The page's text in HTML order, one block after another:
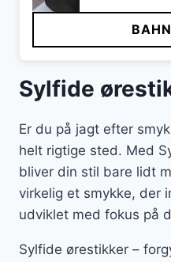
Sylfide
Er du på jagt efter
helt rigtige sted. Med
bliver din stil bare lidt
virkelig et smykke, der
udviklet med fokus på
Sylfide ørestikker –